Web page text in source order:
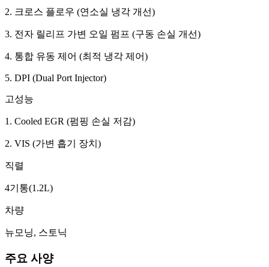
2. 크로스 플로우 (연소실 냉각 개선)
3. 전자 릴리프 가변 오일 펌프 (구동 손실 개선)
4. 통합 유동 제어 (최적 냉각 제어)
5. DPI (Dual Port Injector)
고성능
1. Cooled EGR (펌핑 손실 저감)
2. VIS (가변 흡기 장치)
직렬
4기통(1.2L)
차량
뉴모닝, 스토닉
주요 사양